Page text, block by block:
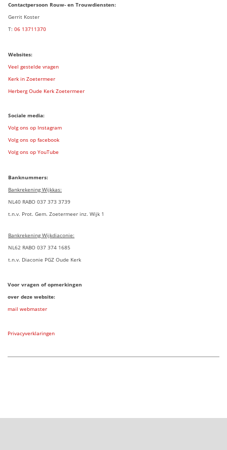
Contactpersoon Rouw- en Trouwdiensten:
Gerrit Koster
T: 06 13711370
Websites:
Veel gestelde vragen
Kerk in Zoetermeer
Herberg Oude Kerk Zoetermeer
Sociale media:
Volg ons op Instagram
Volg ons op facebook
Volg ons op YouTube
Banknummers:
Bankrekening Wijkkas:
NL40 RABO 037 373 3739
t.n.v. Prot. Gem. Zoetermeer inz. Wijk 1
Bankrekening Wijkdiaconie:
NL62 RABO 037 374 1685
t.n.v. Diaconie PGZ Oude Kerk
Voor vragen of opmerkingen
over deze website:
mail webmaster
Privacyverklaringen